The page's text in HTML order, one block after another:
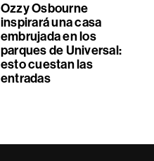
Ozzy Osbourne
inspirará una casa
embrujada en los
parques de Universal:
esto cuestan las
entradas